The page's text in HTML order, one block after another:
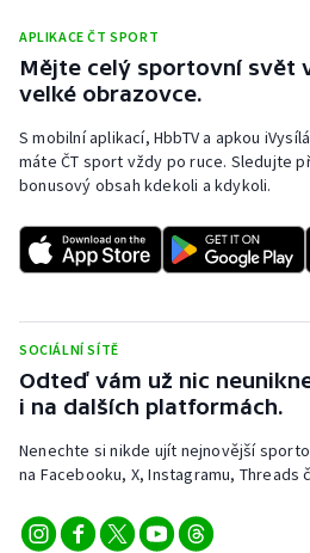
APLIKACE ČT SPORT
Mějte celý sportovní svět
velké obrazovce.
S mobilní aplikací, HbbTV a apkou
máte ČT sport vždy po ruce. Sledujte
bonusový obsah kdekoli a kdykoli.
SOCIÁLNÍ SÍTĚ
Odteď vám už nic
i na dalších platformách.
Nenechte si nikde ujít nejnovější
na Facebooku, X, Instagramu, Threads